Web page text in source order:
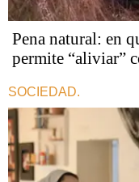
Pena natural: en
permite “aliviar”
SOCIEDAD.